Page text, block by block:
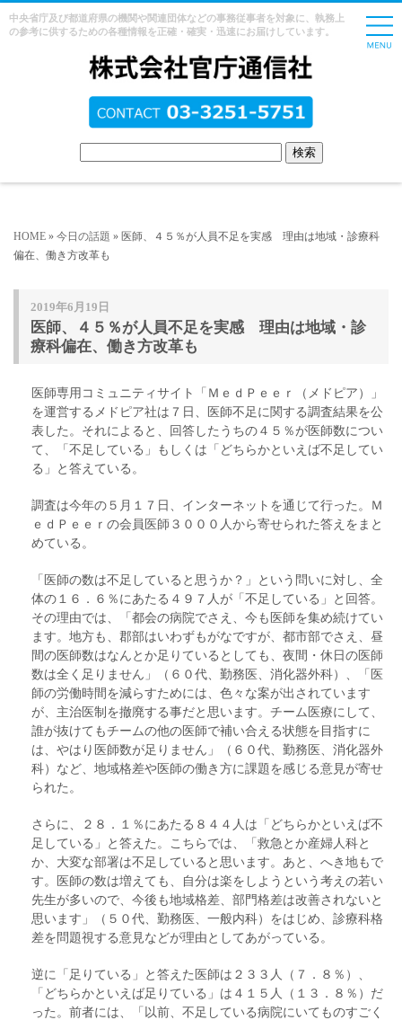
中央省庁及び都道府県の機関や関連団体などの事務従事者を対象に、執務上
の参考に供するための各種情報を正確・確実・迅速にお届けしています。
HOME » 今日の話題 » 医師、４５％が人員不足を実感 理由は地域・診療科
偏在、働き方改革も
2019年6月19日
医師、４５％が人員不足を実感 理由は地域・診
療科偏在、働き方改革も
医師専用コミュニティサイト「ＭｅｄＰｅｅｒ（メドピア）」
を運営するメドピア社は７日、医師不足に関する調査結果を公
表した。それによると、回答したうちの４５％が医師数につい
て、「不足している」もしくは「どちらかといえば不足してい
る」と答えている。
調査は今年の５月１７日、インターネットを通じて行った。Ｍ
ｅｄＰｅｅｒの会員医師３０００人から寄せられた答えをまと
めている。
「医師の数は不足していると思うか？」という問いに対し、全
体の１６．６％にあたる４９７人が「不足している」と回答。
その理由では、「都会の病院でさえ、今も医師を集め続けてい
ます。地方も、郡部はいわずもがなですが、都市部でさえ、昼
間の医師数はなんとか足りているとしても、夜間・休日の医師
数は全く足りません」（６０代、勤務医、消化器外科）、「医
師の労働時間を減らすためには、色々な案が出されています
が、主治医制を撤廃する事だと思います。チーム医療にして、
誰が抜けてもチームの他の医師で補い合える状態を目指すに
は、やはり医師数が足りません」（６０代、勤務医、消化器外
科）など、地域格差や医師の働き方に課題を感じる意見が寄せ
られた。
さらに、２８．１％にあたる８４４人は「どちらかといえば不
足している」と答えた。こちらでは、「救急とか産婦人科と
か、大変な部署は不足していると思います。あと、へき地もで
す。医師の数は増えても、自分は楽をしようという考えの若い
先生が多いので、今後も地域格差、部門格差は改善されないと
思います」（５０代、勤務医、一般内科）をはじめ、診療科格
差を問題視する意見などが理由としてあがっている。
逆に「足りている」と答えた医師は２３３人（７．８％）、
「どちらかといえば足りている」は４１５人（１３．８％）だ
った。前者には、「以前、不足している病院にいてものすごく